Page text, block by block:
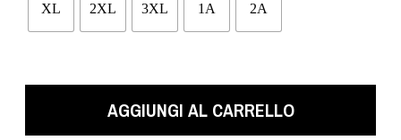
XL 2XL 3XL 1A 2A
AGGIUNGI AL CARRELLO